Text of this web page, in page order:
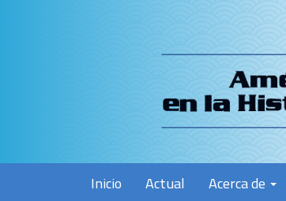
Inicio Actual Acerca de